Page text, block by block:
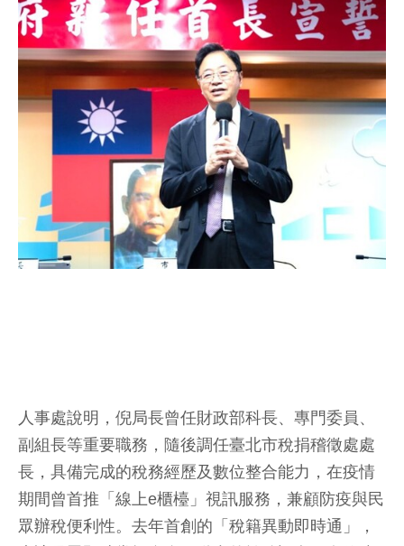
人事處說明，倪局長曾任財政部科長、專門委員、
副組長等重要職務，隨後調任臺北市稅捐稽徵處處
長，具備完成的稅務經歷及數位整合能力，在疫情
期間曾首推「線上e櫃檯」視訊服務，兼顧防疫與民
眾辦稅便利性。去年首創的「稅籍異動即時通」，